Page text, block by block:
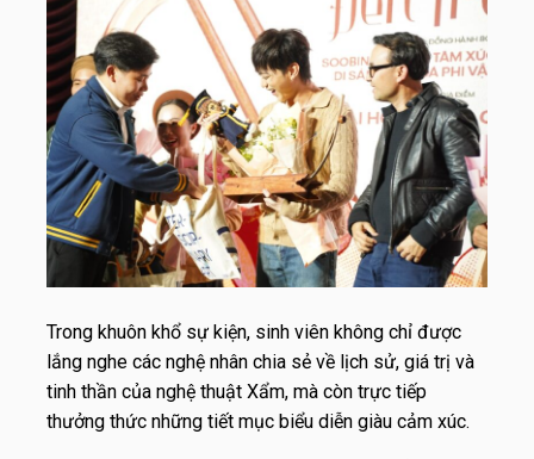
Trong khuôn khổ sự kiện, sinh viên không chỉ được
lắng nghe các nghệ nhân chia sẻ về lịch sử, giá trị và
tinh thần của nghệ thuật Xẩm, mà còn trực tiếp
thưởng thức những tiết mục biểu diễn giàu cảm xúc.